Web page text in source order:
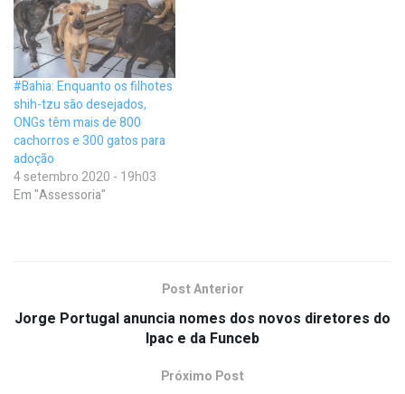
#Bahia: Enquanto os filhotes
shih-tzu são desejados,
ONGs têm mais de 800
cachorros e 300 gatos para
adoção
4 setembro 2020 - 19h03
Em "Assessoria"
Post Anterior
Jorge Portugal anuncia nomes dos novos diretores do
Ipac e da Funceb
Próximo Post